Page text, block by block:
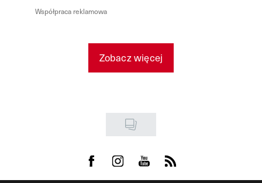
Współpraca reklamowa
Zobacz więcej
Visit us on Facebook
Visit us on Instagram
Visit us on Youtube
Visit us on Rss